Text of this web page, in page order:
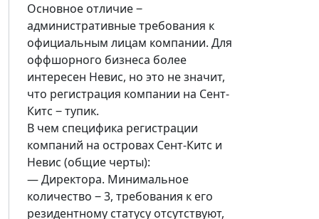
Основное отличие ‒
административные требования к
официальным лицам компании. Для
оффшорного бизнеса более
интересен Невис, но это не значит,
что регистрация компании на Сент-
Китс ‒ тупик.
В чем специфика регистрации
компаний на островах Сент-Китс и
Невис (общие черты):
— Директора. Минимальное
количество ‒ 3, требования к его
резидентному статусу отсутствуют,